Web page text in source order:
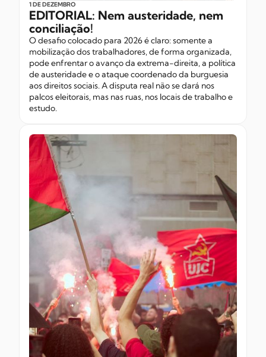
1 DE DEZEMBRO
EDITORIAL: Nem austeridade, nem
conciliação!
O desafio colocado para 2026 é claro: somente a
mobilização dos trabalhadores, de forma organizada,
pode enfrentar o avanço da extrema-direita, a política
de austeridade e o ataque coordenado da burguesia
aos direitos sociais. A disputa real não se dará nos
palcos eleitorais, mas nas ruas, nos locais de trabalho e
estudo.